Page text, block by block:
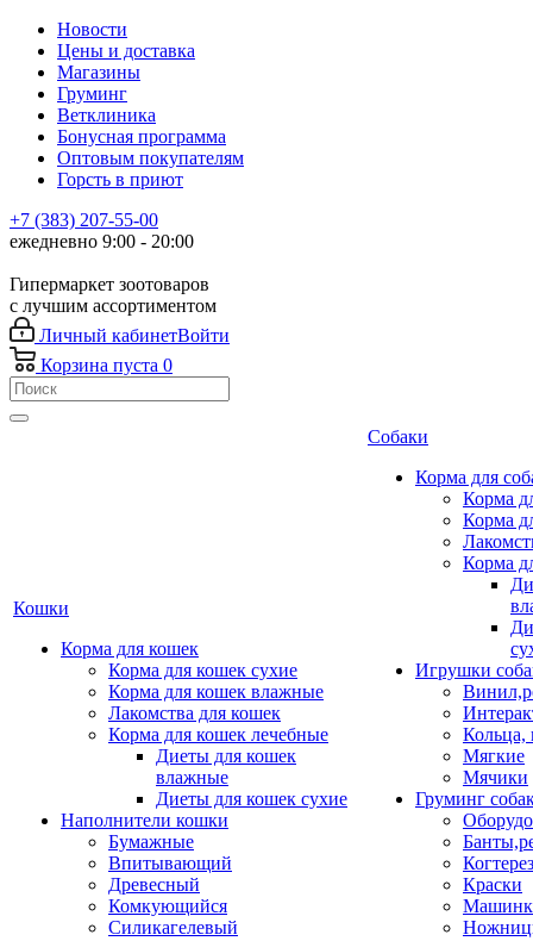
Новости
Цены и доставка
Магазины
Груминг
Ветклиника
Бонусная программа
Оптовым покупателям
Горсть в приют
+7 (383) 207-55-00
ежедневно 9:00 - 20:00
Гипермаркет зоотоваров
с лучшим ассортиментом
Личный кабинетВойти
Корзина пуста 0
Кошки
Корма для кошек
Корма для кошек сухие
Корма для кошек влажные
Лакомства для кошек
Корма для кошек лечебные
Диеты для кошек
влажные
Диеты для кошек сухие
Наполнители кошки
Бумажные
Впитывающий
Древесный
Комкующийся
Силикагелевый
Собаки
Корма для
Корма
Корма
Корма
Игрушки
Кольца,
Мягкие
Мячики
Груминг
Краски